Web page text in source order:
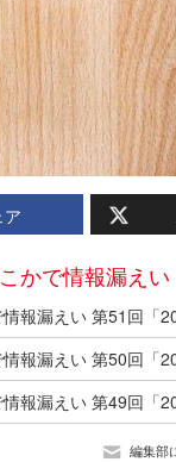
ア
かで情報漏えい
編集部